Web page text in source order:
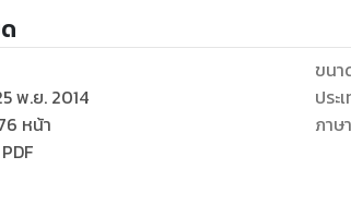
พ.ย. 2014
หน้า
PDF
ขน
ประ
ภาษา